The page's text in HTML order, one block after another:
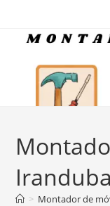
> Montador de